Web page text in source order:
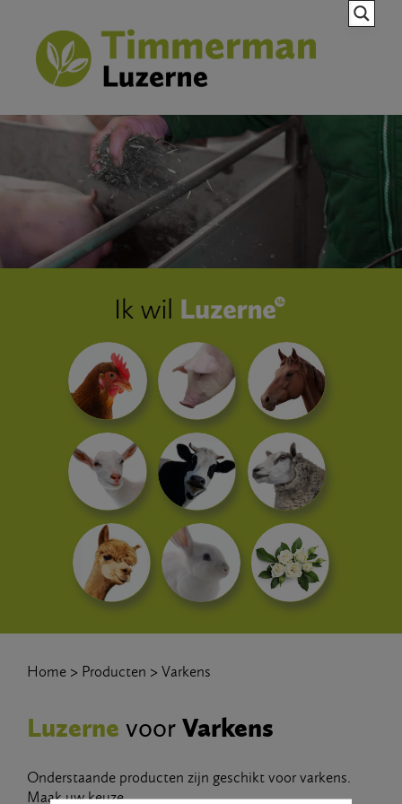
Home Producten Varkens
Luzerne voorVarkens
Onderstaande producten zijn geschikt voor varkens.
Maak uw keuze